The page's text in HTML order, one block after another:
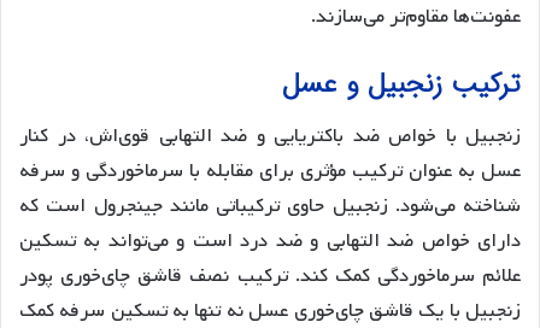
عفونت‌ها مقاوم‌تر می‌سازند.
ترکیب زنجبیل و عسل
زنجبیل با خواص ضد باکتریایی و ضد التهابی قوی‌اش، در کنار
عسل به عنوان ترکیب مؤثری برای مقابله با سرماخوردگی و سرفه
شناخته می‌شود. زنجبیل حاوی ترکیباتی مانند جینجرول است که
دارای خواص ضد التهابی و ضد درد است و می‌تواند به تسکین
علائم سرماخوردگی کمک کند. ترکیب نصف قاشق چای‌خوری پودر
زنجبیل با یک قاشق چای‌خوری عسل نه تنها به تسکین سرفه کمک